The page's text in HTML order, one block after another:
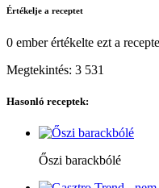
Értékelje a receptet
0 emberértékelte ezt a
Megtekintés: 3 531
Hasonló receptek:
Őszi barackbólé